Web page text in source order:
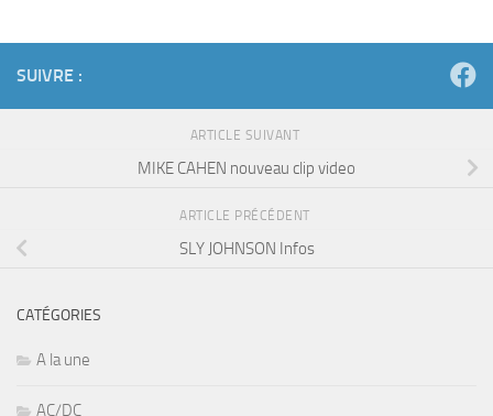
SUIVRE :
ARTICLE SUIVANT
MIKE CAHEN nouveau clip video
ARTICLE PRÉCÉDENT
SLY JOHNSON Infos
CATÉGORIES
A la une
AC/DC